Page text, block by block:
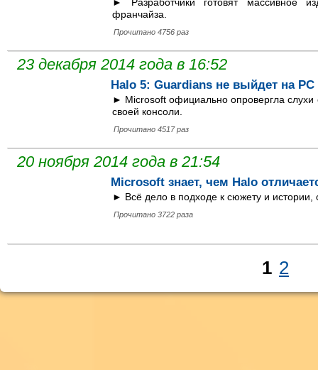
франчайза.
Прочитано 4756 раз
23 декабря 2014 года в 16:52
Halo 5: Guardians не выйдет на PC
► Microsoft официально опровергла слухи
своей консоли.
Прочитано 4517 раз
20 ноября 2014 года в 21:54
Microsoft знает, чем Halo
► Всё дело в подходе к сюжету и истории,
Прочитано 3722 раза
1 2